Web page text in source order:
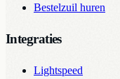
Bestelzuil huren
Integraties
Lightspeed